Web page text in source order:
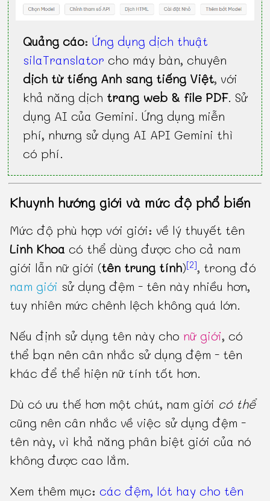
Quảng cáo:Ứng dụng dịch thuật
silaTranslator cho máy bàn, chuyên
dịch từ tiếng Anh sang tiếng Việt, với
khả năng dịch trang web & file PDF. Sử
dụng AI của Gemini. Ứng dụng miễn
phí, nhưng sử dụng AI API Gemini thì
có phí.
Khuynh hướng giới và mức độ phổ biến
Mức độ phù hợp với giới: về lý thuyết tên
Linh Khoa có thể dùng được cho cả nam
giới lẫn nữ giới (tên trung tính)[2], trong đó
nam giới sử dụng đệm - tên này nhiều hơn,
tuy nhiên mức chênh lệch không quá lớn.
Nếu định sử dụng tên này cho nữ giới, có
thể bạn nên cân nhắc sử dụng đệm - tên
khác để thể hiện nữ tính tốt hơn.
Dù có ưu thế hơn một chút, nam giới có thể
cũng nên cân nhắc về việc sử dụng đệm -
tên này, vì khả năng phân biệt giới của nó
không được cao lắm.
Xem thêm mục: các đệm, lót hay cho tên